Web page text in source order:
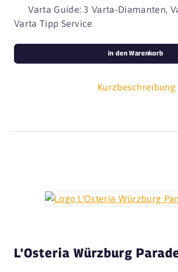
Varta Guide: 3 Varta-Diamanten,
Varta Tipp Service
Kurzbeschreibung
in den Warenkorb
L'Osteria Würzburg